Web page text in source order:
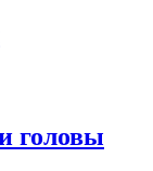
головы